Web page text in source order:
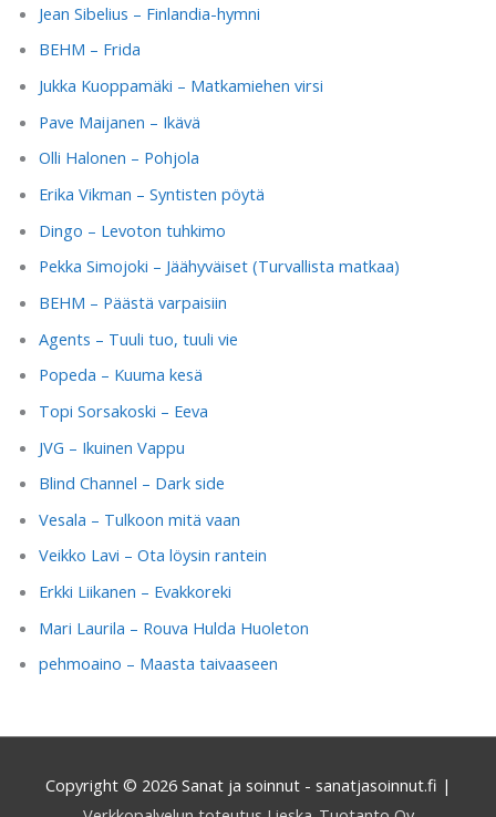
Jean Sibelius – Finlandia-hymni
BEHM – Frida
Jukka Kuoppamäki – Matkamiehen virsi
Pave Maijanen – Ikävä
Olli Halonen – Pohjola
Erika Vikman – Syntisten pöytä
Dingo – Levoton tuhkimo
Pekka Simojoki – Jäähyväiset (Turvallista matkaa)
BEHM – Päästä varpaisiin
Agents – Tuuli tuo, tuuli vie
Popeda – Kuuma kesä
Topi Sorsakoski – Eeva
JVG – Ikuinen Vappu
Blind Channel – Dark side
Vesala – Tulkoon mitä vaan
Veikko Lavi – Ota löysin rantein
Erkki Liikanen – Evakkoreki
Mari Laurila – Rouva Hulda Huoleton
pehmoaino – Maasta taivaaseen
Copyright © 2026 Sanat ja soinnut - sanatjasoinnut.fi |